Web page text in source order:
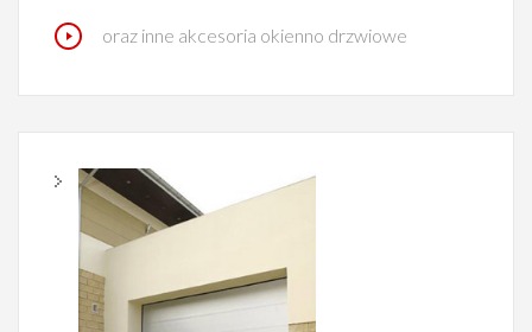
oraz inne akcesoria okienno drzwiowe